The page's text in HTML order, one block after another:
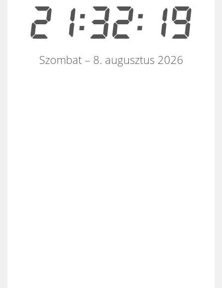
21:32:20
Szombat – 8. augusztus 2026